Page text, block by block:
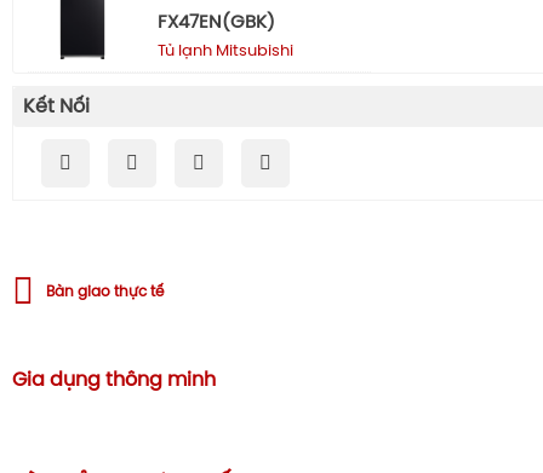
FX47EN(GBK)
Tủ lạnh Mitsubishi
Kết Nối
Bàn giao thực tế
Gia dụng thông minh